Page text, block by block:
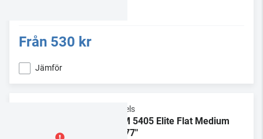
Från 530 kr
Jämför
Vogels
TVM 5405 Elite Flat Medium
32-77"